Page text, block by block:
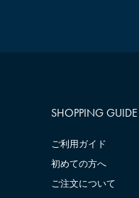
SHOPPING GUIDE
ご利用ガイド
初めての方へ
ご注文について